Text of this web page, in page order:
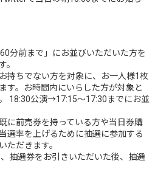
分前まで」にお並びいただいた方を
。
持ちでない方を対象に、お一人様1枚
す。お時間内にいらした方が対象と
18:30公演→17:15～17:30までにお並
に前売券を持っている方や当日券購
選率を上げるために抽選に参加する
ただきます。
抽選券をお引きいただいた後、抽選